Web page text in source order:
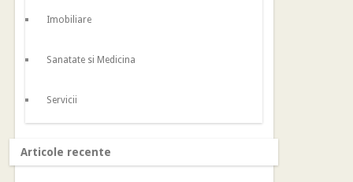
Imobiliare
Sanatate si Medicina
Servicii
Articole recente